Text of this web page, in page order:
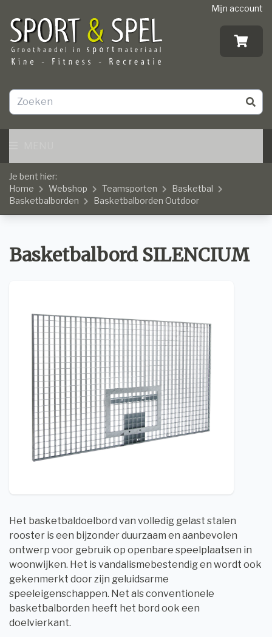
Mijn account
Je bent hier:
Home
Webshop Teamsporten
Basketbal
Basketbalborden
Basketbalborden Outdoor
Basketbalbord SILENCIUM
Het basketbaldoelbord van volledig gelast stalen
rooster is een bijzonder duurzaam en aanbevolen
ontwerp voor gebruik op openbare speelplaatsen in
woonwijken. Het is vandalismebestendig en wordt ook
gekenmerkt door zijn geluidsarme
speeleigenschappen. Net als conventionele
basketbalborden heeft het bord ook een
doelvierkant.